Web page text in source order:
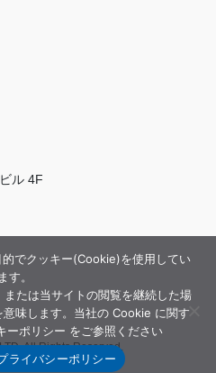
ル 4F
All Rights Reserved.
でクッキー(Cookie)を使用してい
ます。
たは当サイトの閲覧を継続した場
味します。当社の Cookie に関す
ーポリシー をご参照ください
ライバシーポリシー